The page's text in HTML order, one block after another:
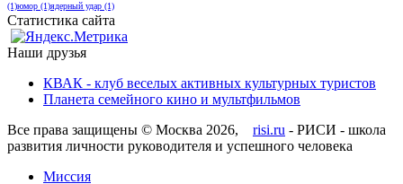
(1)юмор (1)ядерный удар (1)
Статистика сайта
Наши друзья
КВАК - клуб веселых активных культурных туристов
Планета семейного кино и мультфильмов
Все права защищены © Москва 2026,
risi.ru - РИСИ - школа
развития личности руководителя и успешного человека
Миссия